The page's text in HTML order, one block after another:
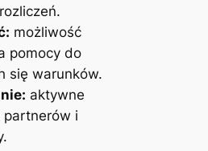
możliwość
pomocy do
się warunków.
aktywne
i